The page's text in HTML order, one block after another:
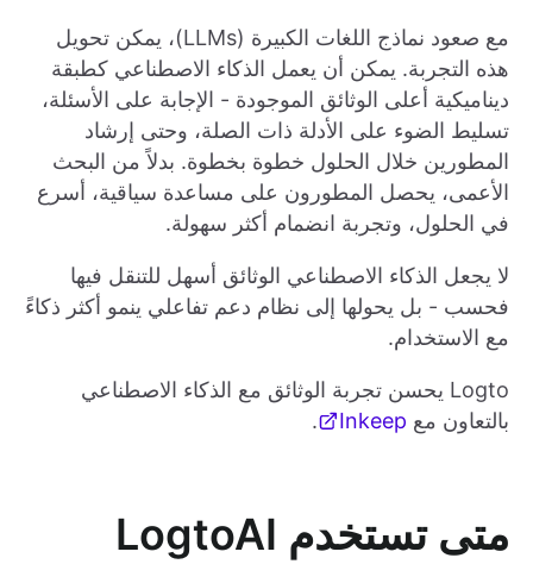
مع صعود نماذج اللغات الكبيرة (LLMs)، يمكن تحويل
هذه التجربة. يمكن أن يعمل الذكاء الاصطناعي كطبقة
ديناميكية أعلى الوثائق الموجودة - الإجابة على الأسئلة،
تسليط الضوء على الأدلة ذات الصلة، وحتى إرشاد
المطورين خلال الحلول خطوة بخطوة. بدلاً من البحث
الأعمى، يحصل المطورون على مساعدة سياقية، أسرع
في الحلول، وتجربة انضمام أكثر سهولة.
لا يجعل الذكاء الاصطناعي الوثائق أسهل للتنقل فيها
فحسب - بل يحولها إلى نظام دعم تفاعلي ينمو أكثر ذكاءً
مع الاستخدام.
Logto يحسن تجربة الوثائق مع الذكاء الاصطناعي
بالتعاون مع Inkeep
.
متى تستخدم LogtoAI